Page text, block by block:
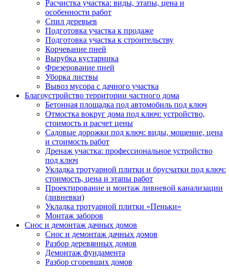
Расчистка участка: виды, этапы, цена и
особенности работ
Спил деревьев
Подготовка участка к продаже
Подготовка участка к строительству
Корчевание пней
Вырубка кустарника
Фрезерование пней
Уборка листвы
Вывоз мусора с дачного участка
Благоустройство территории частного дома
Бетонная площадка под автомобиль под ключ
Отмостка вокруг дома под ключ: устройство,
стоимость и расчет цены
Садовые дорожки под ключ: виды, мощение, цена
и стоимость работ
Дренаж участка: профессиональное устройство
под ключ
Укладка тротуарной плитки и брусчатки под ключ:
стоимость, цена и этапы работ
Проектирование и монтаж ливневой канализации
(ливневки)
Укладка тротуарной плитки «Пеньки»
Монтаж заборов
Снос и демонтаж дачных домов
Снос и демонтаж дачных домов
Разбор деревянных домов
Демонтаж фундамента
Разбор сгоревших домов